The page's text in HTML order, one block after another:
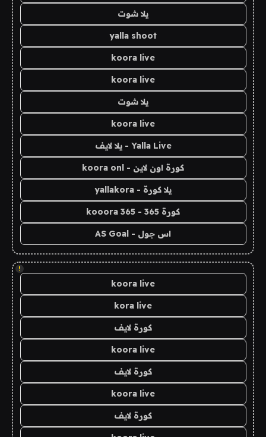
يلا شوت
yalla shoot
koora live
koora live
يلا شوت
koora live
Yalla Live - يلا لايف
كورة اون لاين - koora onl
يلا كورة - yallakora
كورة 365 - kooora 365
اس جول - AS Goal
!
koora live
kora live
كورة لايف
koora live
كورة لايف
koora live
كورة لايف